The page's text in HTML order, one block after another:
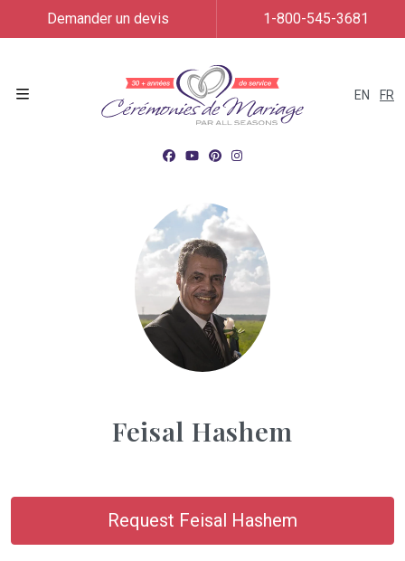
EN FR
Demander un devis 1-800-545-3681
Feisal Hashem
Request Feisal Hashem